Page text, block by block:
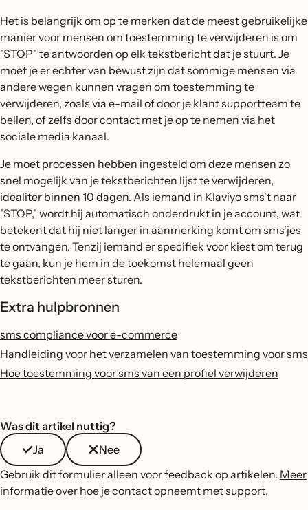
Het is belangrijk om op te merken dat de meest gebruikelijke
manier voor mensen om toestemming te verwijderen is om
"STOP" te antwoorden op elk tekstbericht dat je stuurt. Je
moet je er echter van bewust zijn dat sommige mensen via
andere wegen kunnen vragen om toestemming te
verwijderen, zoals via e-mail of door je klant supportteam te
bellen, of zelfs door contact met je op te nemen via het
sociale media kanaal.
Je moet processen hebben ingesteld om deze mensen zo
snel mogelijk van je tekstberichten lijst te verwijderen,
idealiter binnen 10 dagen. Als iemand in Klaviyo sms't naar
"STOP," wordt hij automatisch onderdrukt in je account, wat
betekent dat hij niet langer in aanmerking komt om sms'jes
te ontvangen. Tenzij iemand er specifiek voor kiest om terug
te gaan, kun je hem in de toekomst helemaal geen
tekstberichten meer sturen.
Extra hulpbronnen
sms compliance voor e-commerce
Handleiding voor het verzamelen van toestemming voor sms
Hoe toestemming voor sms van een profiel verwijderen
Was dit artikel nuttig?
Ja
Nee
Gebruik dit formulier alleen voor feedback op artikelen. Meer
informatie over hoe je contact opneemt met support.